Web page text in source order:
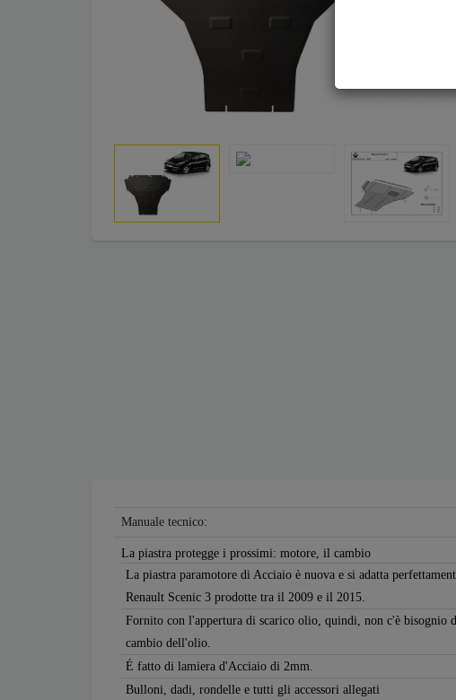
Manuale tecnico:
La piastra protegge i prossimi: motore, il cambio
La piastra paramotore di Acciaio è nuova e si adatta
Renault Scenic 3 prodotte tra il 2009 e il 2015.
Fornito con l'appertura di scarico olio, quindi, non c'è bisognio
cambio dell'olio.
É fatto di lamiera d'Acciaio di 2mm.
Bulloni, dadi, rondelle e tutti gli accessori allegati